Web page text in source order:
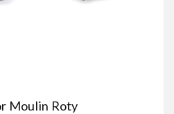
Moulin Roty